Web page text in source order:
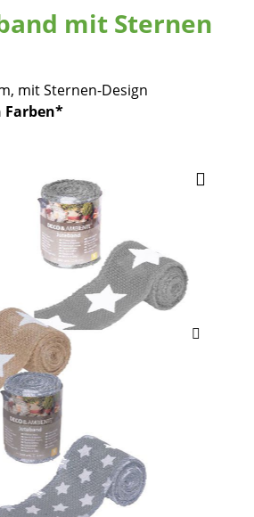
mit Sternen
mit Sternen-Design
Farben*